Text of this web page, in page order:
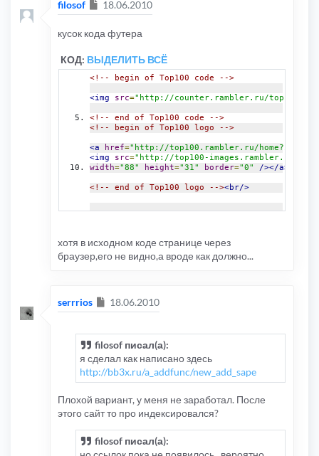
filosof Сообщение
18.06.2010
кусок кода футера
КОД: ВЫДЕЛИТЬ ВСЁ
<!-- begin of Top100 code -->
<img src="http://counter.rambler.ru/
<!-- end of Top100 code -->
<!-- begin of Top100 logo -->
<a href="http://top100.rambler.ru/
<img
src="http://top100-images.rambler.ru/
width="88" height="31" border="0" /></a>
<!-- end of Top100 logo --><br/>
<script src="//mc.yandex.ru/metrika/watch.js"
<div
style="display:none;"><script
<!-- /Yandex.Metrika -->
</html>
хотя в исходном коде странице через
браузер,его не видно,а вроде как должно...
serrrios Сообщение
18.06.2010
filosof писал(а):
я сделал как написано здесь
http://bb3x.ru/a_addfunc/new_add_sape
Плохой вариант, у меня не заработал. После
этого сайт то про индексировался?
filosof писал(а):